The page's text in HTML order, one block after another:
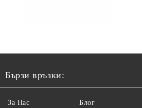
Бързи връзки:
За Нас Блог